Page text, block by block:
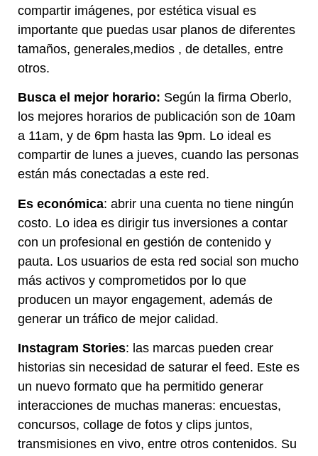
compartir imágenes, por estética visual es
importante que puedas usar planos de diferentes
tamaños, generales,medios , de detalles, entre
otros.
Busca el mejor horario: Según la firma Oberlo,
los mejores horarios de publicación son de 10am
a 11am, y de 6pm hasta las 9pm. Lo ideal es
compartir de lunes a jueves, cuando las personas
están más conectadas a este red.
Es económica: abrir una cuenta no tiene ningún
costo. Lo idea es dirigir tus inversiones a contar
con un profesional en gestión de contenido y
pauta. Los usuarios de esta red social son mucho
más activos y comprometidos por lo que
producen un mayor engagement, además de
generar un tráfico de mejor calidad.
Instagram Stories: las marcas pueden crear
historias sin necesidad de saturar el feed. Este es
un nuevo formato que ha permitido generar
interacciones de muchas maneras: encuestas,
concursos, collage de fotos y clips juntos,
transmisiones en vivo, entre otros contenidos. Su